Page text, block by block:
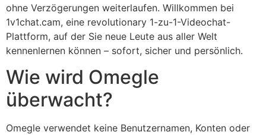
ohne Verzögerungen weiterlaufen. Willkommen bei
1v1chat.cam, eine revolutionary 1-zu-1-Videochat-
Plattform, auf der Sie neue Leute aus aller Welt
kennenlernen können – sofort, sicher und persönlich.
Wie wird Omegle
überwacht?
Omegle verwendet keine Benutzernamen, Konten oder